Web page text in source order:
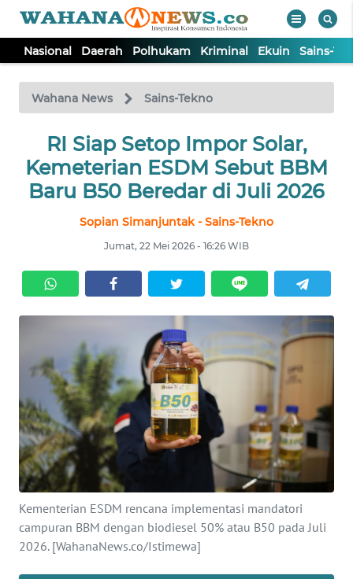
Nasional Daerah Polhukam Kriminal Ekuin Sains-
Wahana News Sains-Tekno
RI Siap Setop Impor Solar,
Kemeterian ESDM Sebut BBM
Baru B50 Beredar di Juli 2026
Sopian Simanjuntak - Sains-Tekno
Jumat, 22 Mei 2026 - 16:26 WIB
Kementerian ESDM rencana implementasi mandatori
campuran BBM dengan biodiesel 50% atau B50 pada Juli
2026. [WahanaNews.co/Istimewa]
TV
Tutup
NASIONAL
DAERAH
POLHUKAM
KRIMINAL
EKUIN
SAINS-TEKNO
KESEHATAN
INTERNASIONAL
SERBA-SERBI
PENDIDIKAN